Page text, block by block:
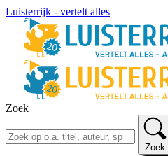
Luisterrijk - vertelt alles
Zoek
Zoek